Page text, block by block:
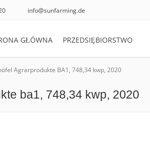
info@sunfarming.de
GŁÓWNA PRZEDSIĘBIORSTWO
Agrarprodukte BA1, 748,34 kwp, 2020
ba1, 748,34 kwp, 2020